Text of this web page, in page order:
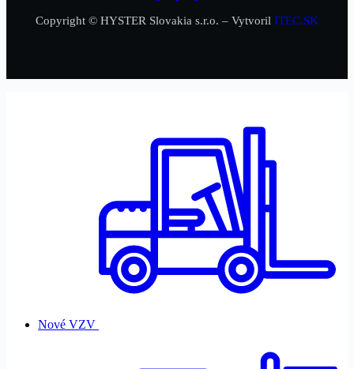
Copyright © HYSTER Slovakia s.r.o. – Vytvoril ITEC.SK
Nové VZV